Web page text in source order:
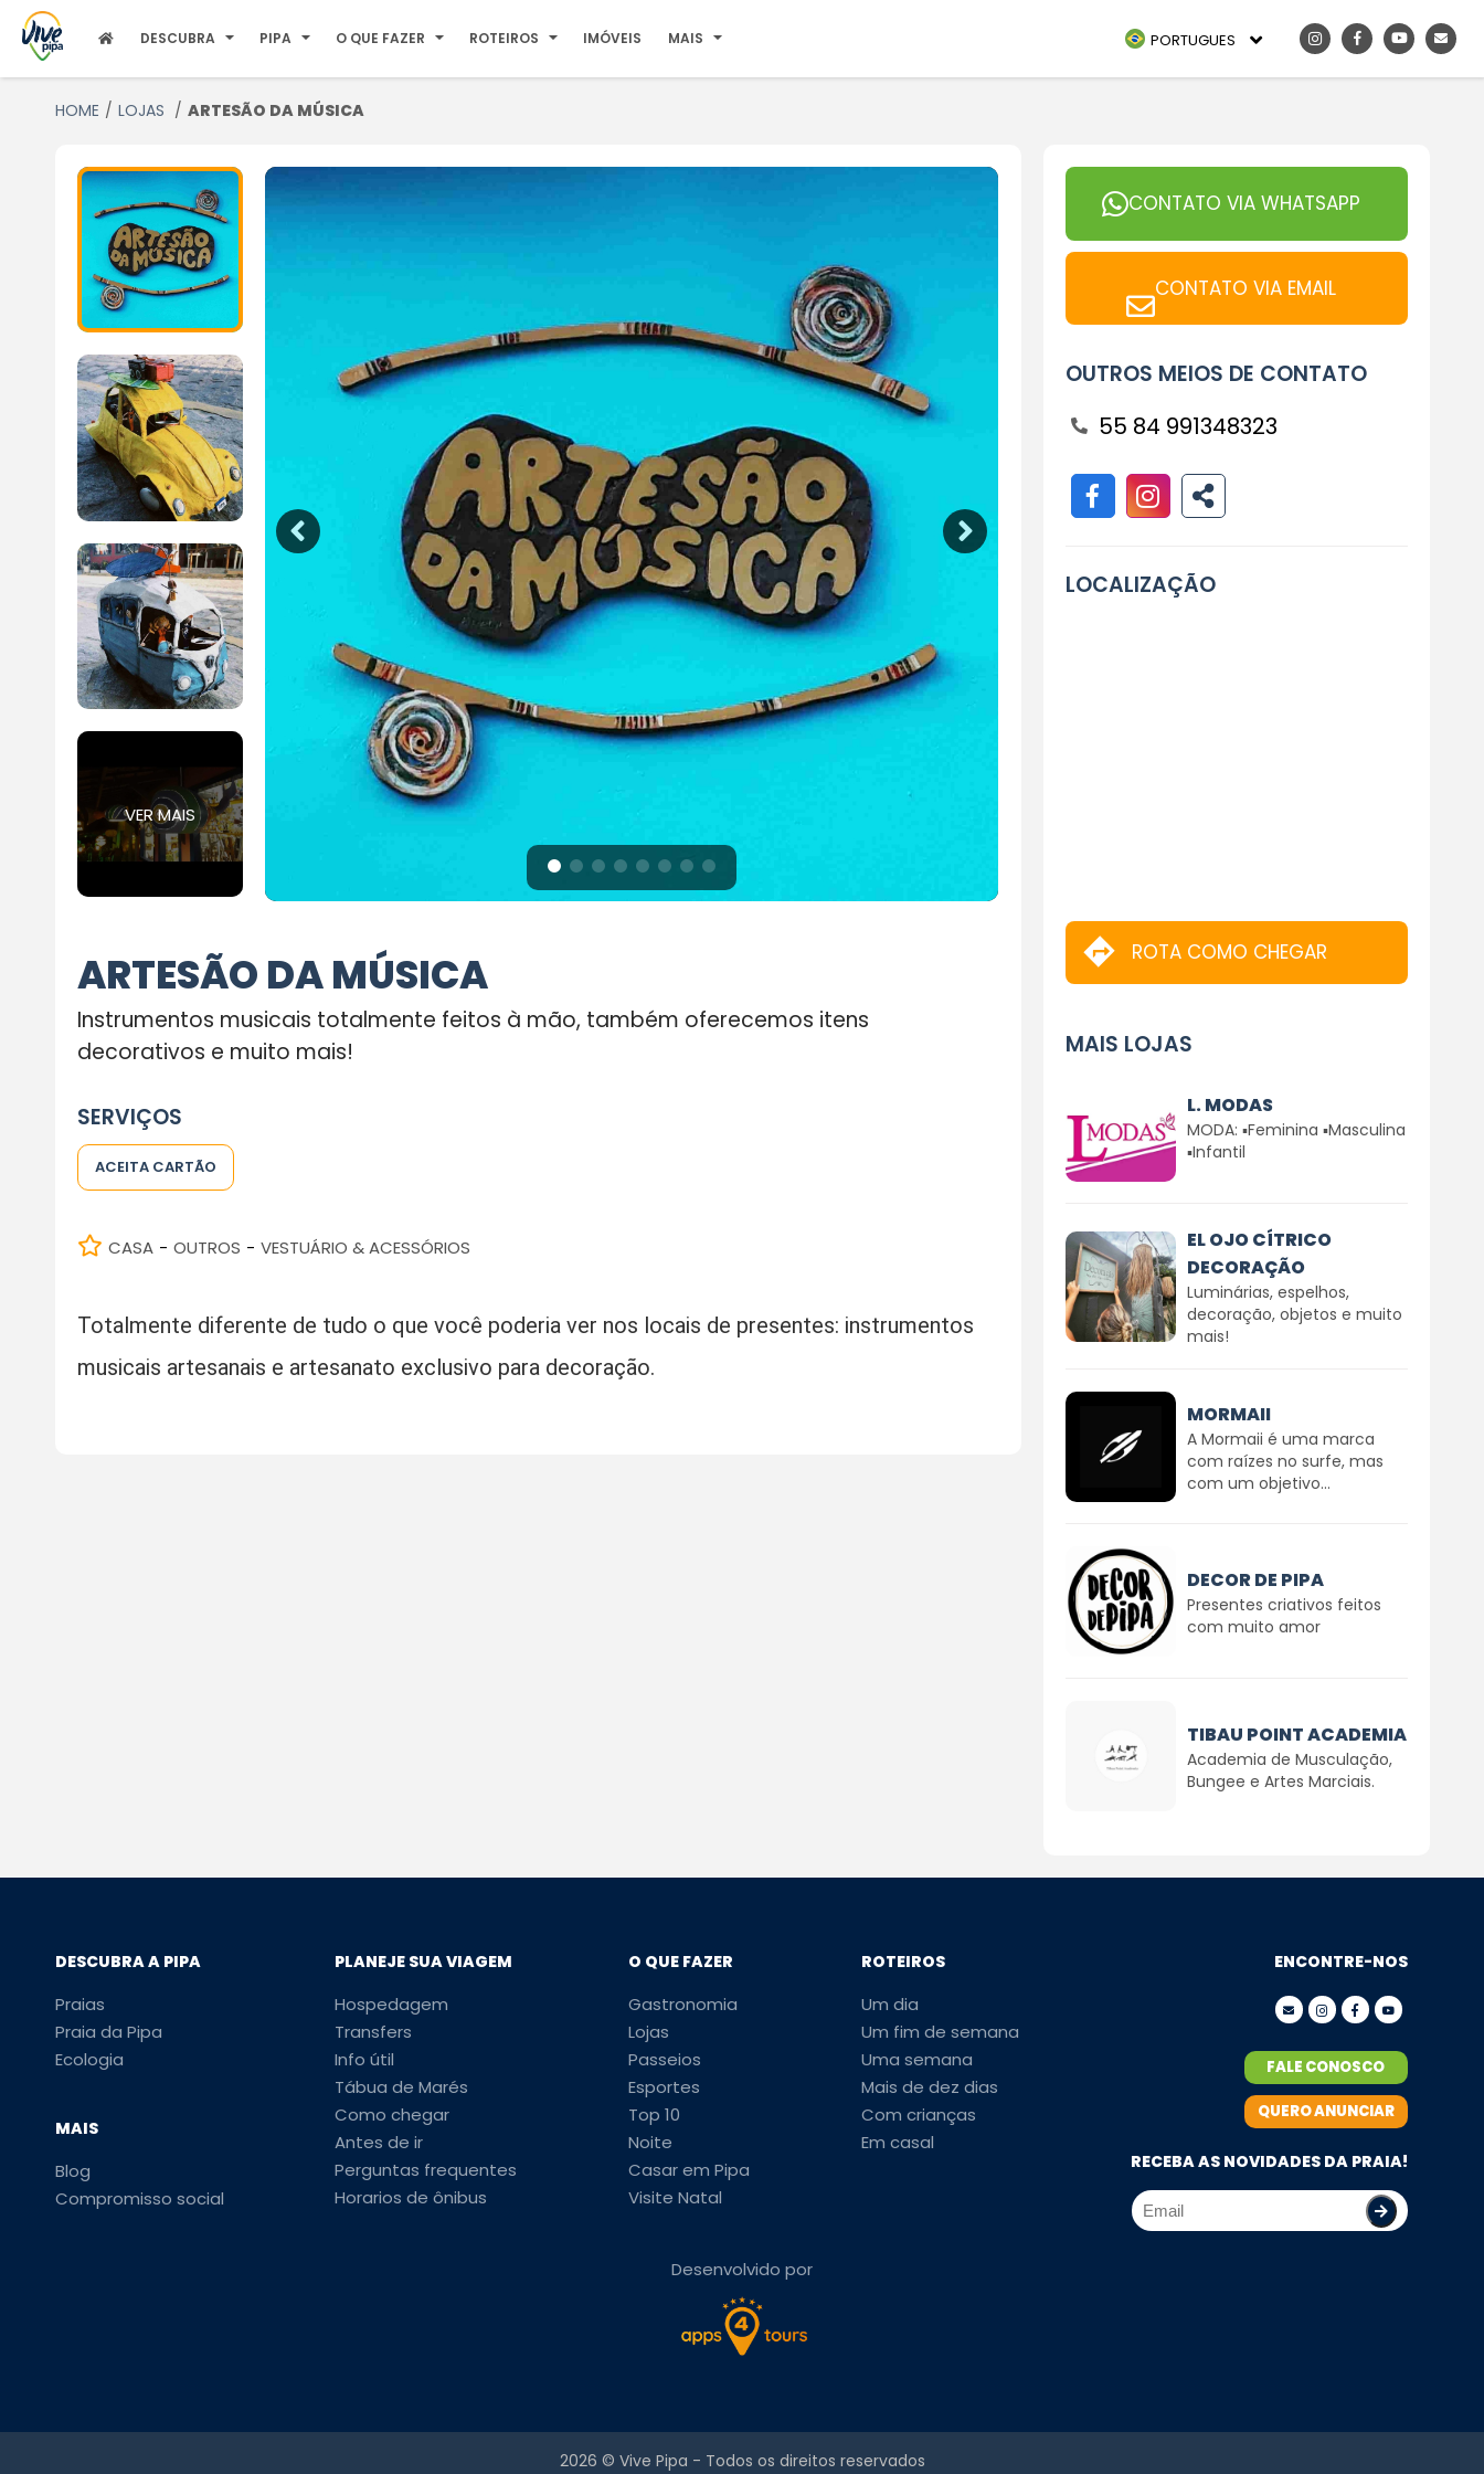
DESCUBRA PIPA O QUE FAZER ROTEIROS IMÓVEIS MAIS PORTUGUES
HOME LOJAS ARTESÃO DA MÚSICA
VER MAIS
ARTESÃO DA MÚSICA
Instrumentos musicais totalmente feitos à mão, também oferecemos itens
decorativos e muito mais!
SERVIÇOS
ACEITA CARTÃO
CASA - OUTROS - VESTUÁRIO & ACESSÓRIOS
Totalmente diferente de tudo o que você poderia ver nos locais de presentes: instrumentos
musicais artesanais e artesanato exclusivo para decoração.
CONTATO VIA WHATSAPP
CONTATO VIA EMAIL
OUTROS MEIOS DE CONTATO
55 84 991348323
LOCALIZAÇÃO
ROTA COMO CHEGAR
MAIS LOJAS
L. MODAS
MODA: ▪Feminina ▪Masculina
▪Infantil
EL OJO CÍTRICO
DECORAÇÃO
Luminárias, espelhos,
decoração, objetos e muito
mais!
MORMAII
A Mormaii é uma marca
com raízes no surfe, mas
com um objetivo...
DECOR DE PIPA
Presentes criativos feitos
com muito amor
TIBAU POINT ACADEMIA
Academia de Musculação,
Bungee e Artes Marciais.
DESCUBRA A PIPA
Praias
Praia da Pipa
Ecologia
MAIS
Blog
Compromisso social
PLANEJE SUA VIAGEM
Hospedagem
Transfers
Info útil
Tábua de Marés
Como chegar
Antes de ir
Perguntas frequentes
Horarios de ônibus
O QUE FAZER
Gastronomia
Lojas
Passeios
Esportes
Top 10
Noite
Casar em Pipa
Visite Natal
ROTEIROS
Um dia
Um fim de semana
Uma semana
Mais de dez dias
Com crianças
Em casal
ENCONTRE-NOS
FALE CONOSCO
QUERO ANUNCIAR
RECEBA AS NOVIDADES DA PRAIA!
Desenvolvido por
2026 © Vive Pipa - Todos os direitos reservados